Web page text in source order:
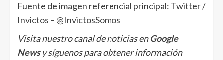
Fuente de imagen referencial principal: Twitter /
Invictos – @InvictosSomos
Visita nuestro canal de noticias enGoogle
Newsy síguenos para obtener información